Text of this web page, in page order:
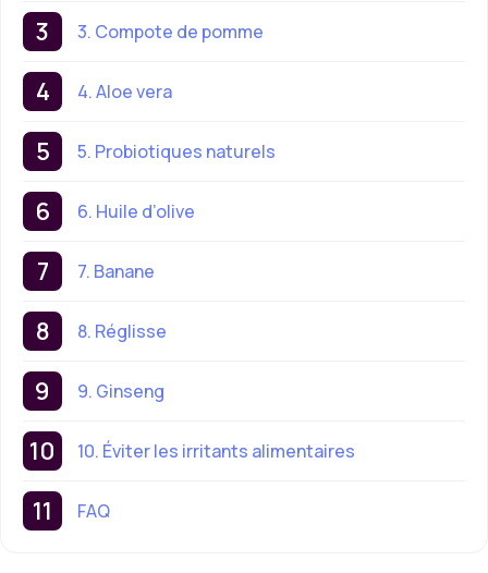
3. Compote de pomme
4. Aloe vera
5. Probiotiques naturels
6. Huile d’olive
7. Banane
8. Réglisse
9. Ginseng
10. Éviter les irritants alimentaires
FAQ